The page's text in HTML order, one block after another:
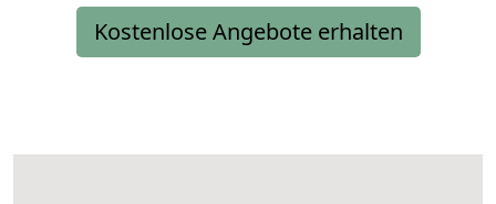
Kostenlose Angebote erhalten